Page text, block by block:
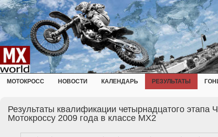
МОТОКРОСС НОВОСТИ КАЛЕНДАРЬ РЕЗУЛЬТАТЫ
Результаты квалификации четырнадцатого этапа
Мотокроссу 2009 года в классе MX2